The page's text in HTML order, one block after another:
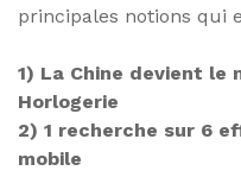
principales notions qui
1) La Chine devient le
Horlogerie
2) 1 recherche sur 6
mobile